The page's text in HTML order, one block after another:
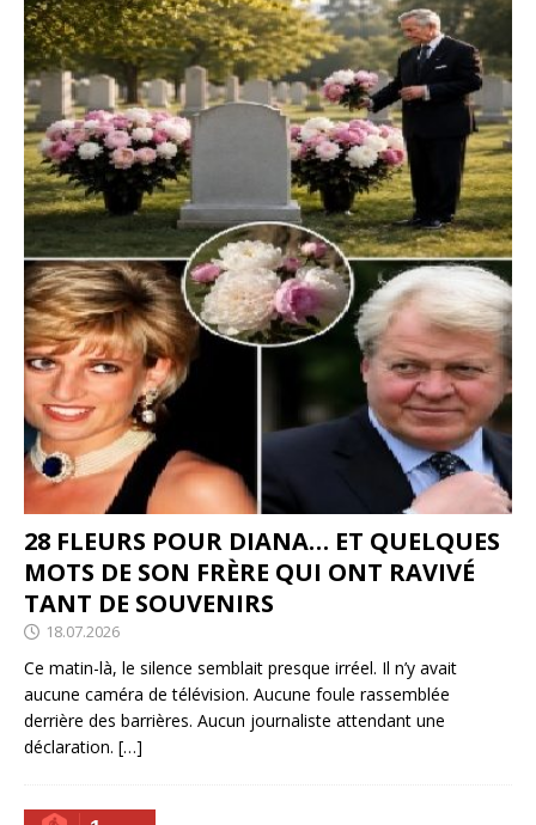
28 FLEURS POUR DIANA… ET QUELQUES
MOTS DE SON FRÈRE QUI ONT RAVIVÉ
TANT DE SOUVENIRS
18.07.2026
Ce matin-là, le silence semblait presque irréel. Il n’y avait
aucune caméra de télévision. Aucune foule rassemblée
derrière des barrières. Aucun journaliste attendant une
déclaration. […]